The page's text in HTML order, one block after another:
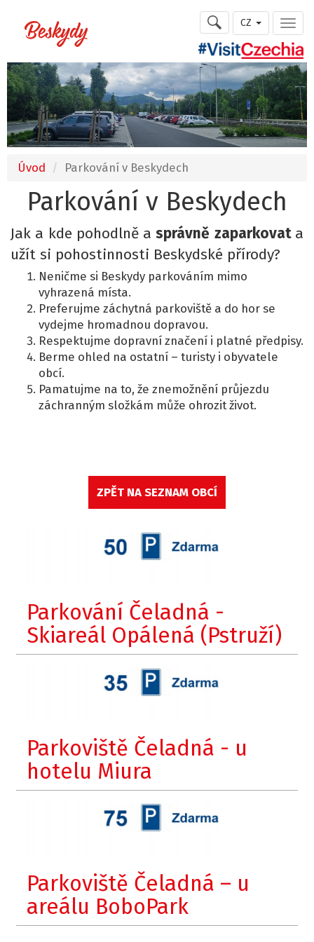
CZ
Úvod Parkování v Beskydech
Parkování v Beskydech
Jak a kde pohodlně asprávně zaparkovat a
užít si pohostinnosti Beskydské přírody?
Neničme si Beskydy parkováním mimo
vyhrazená místa.
Preferujme záchytná parkoviště a do hor se
vydejme hromadnou dopravou.
Respektujme dopravní značení i platné předpisy.
Berme ohled na ostatní – turisty i obyvatele
obcí.
Pamatujme na to, že znemožnění průjezdu
záchranným složkám může ohrozit život.
ZPĚT NA SEZNAM OBCÍ
Parkování Čeladná -
Skiareál Opálená (Pstruží)
Parkoviště Čeladná - u
hotelu Miura
Parkoviště Čeladná – u
areálu BoboPark